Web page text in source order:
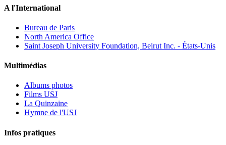
A l'International
Bureau de Paris
North America Office
Saint Joseph University Foundation, Beirut Inc. - États-Unis
Multimédias
Albums photos
Films USJ
La Quinzaine
Hymne de l'USJ
Infos pratiques